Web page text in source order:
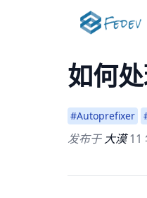
如何
#Autoprefixer
发布于大漠11